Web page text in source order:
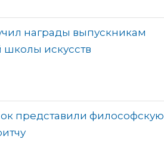
награды выпускникам
школы искусств
представили философскую